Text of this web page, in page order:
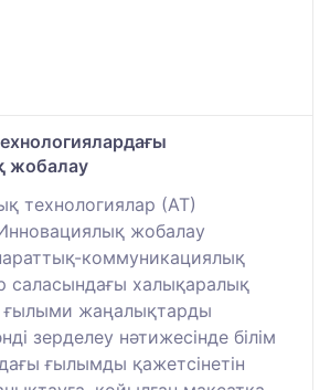
жобалау
технологиялар (АТ)
жобалау
коммуникациялық
саласындағы халықаралық
ғылыми жаңалықтарды
зерделеу нәтижесінде білім
ғылымды қажетсінетін